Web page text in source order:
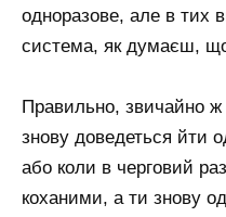
одноразове, але в тих
система, як думаєш,
Правильно, звичайно
знову доведеться йти
або коли в черговий
коханими, а ти знову